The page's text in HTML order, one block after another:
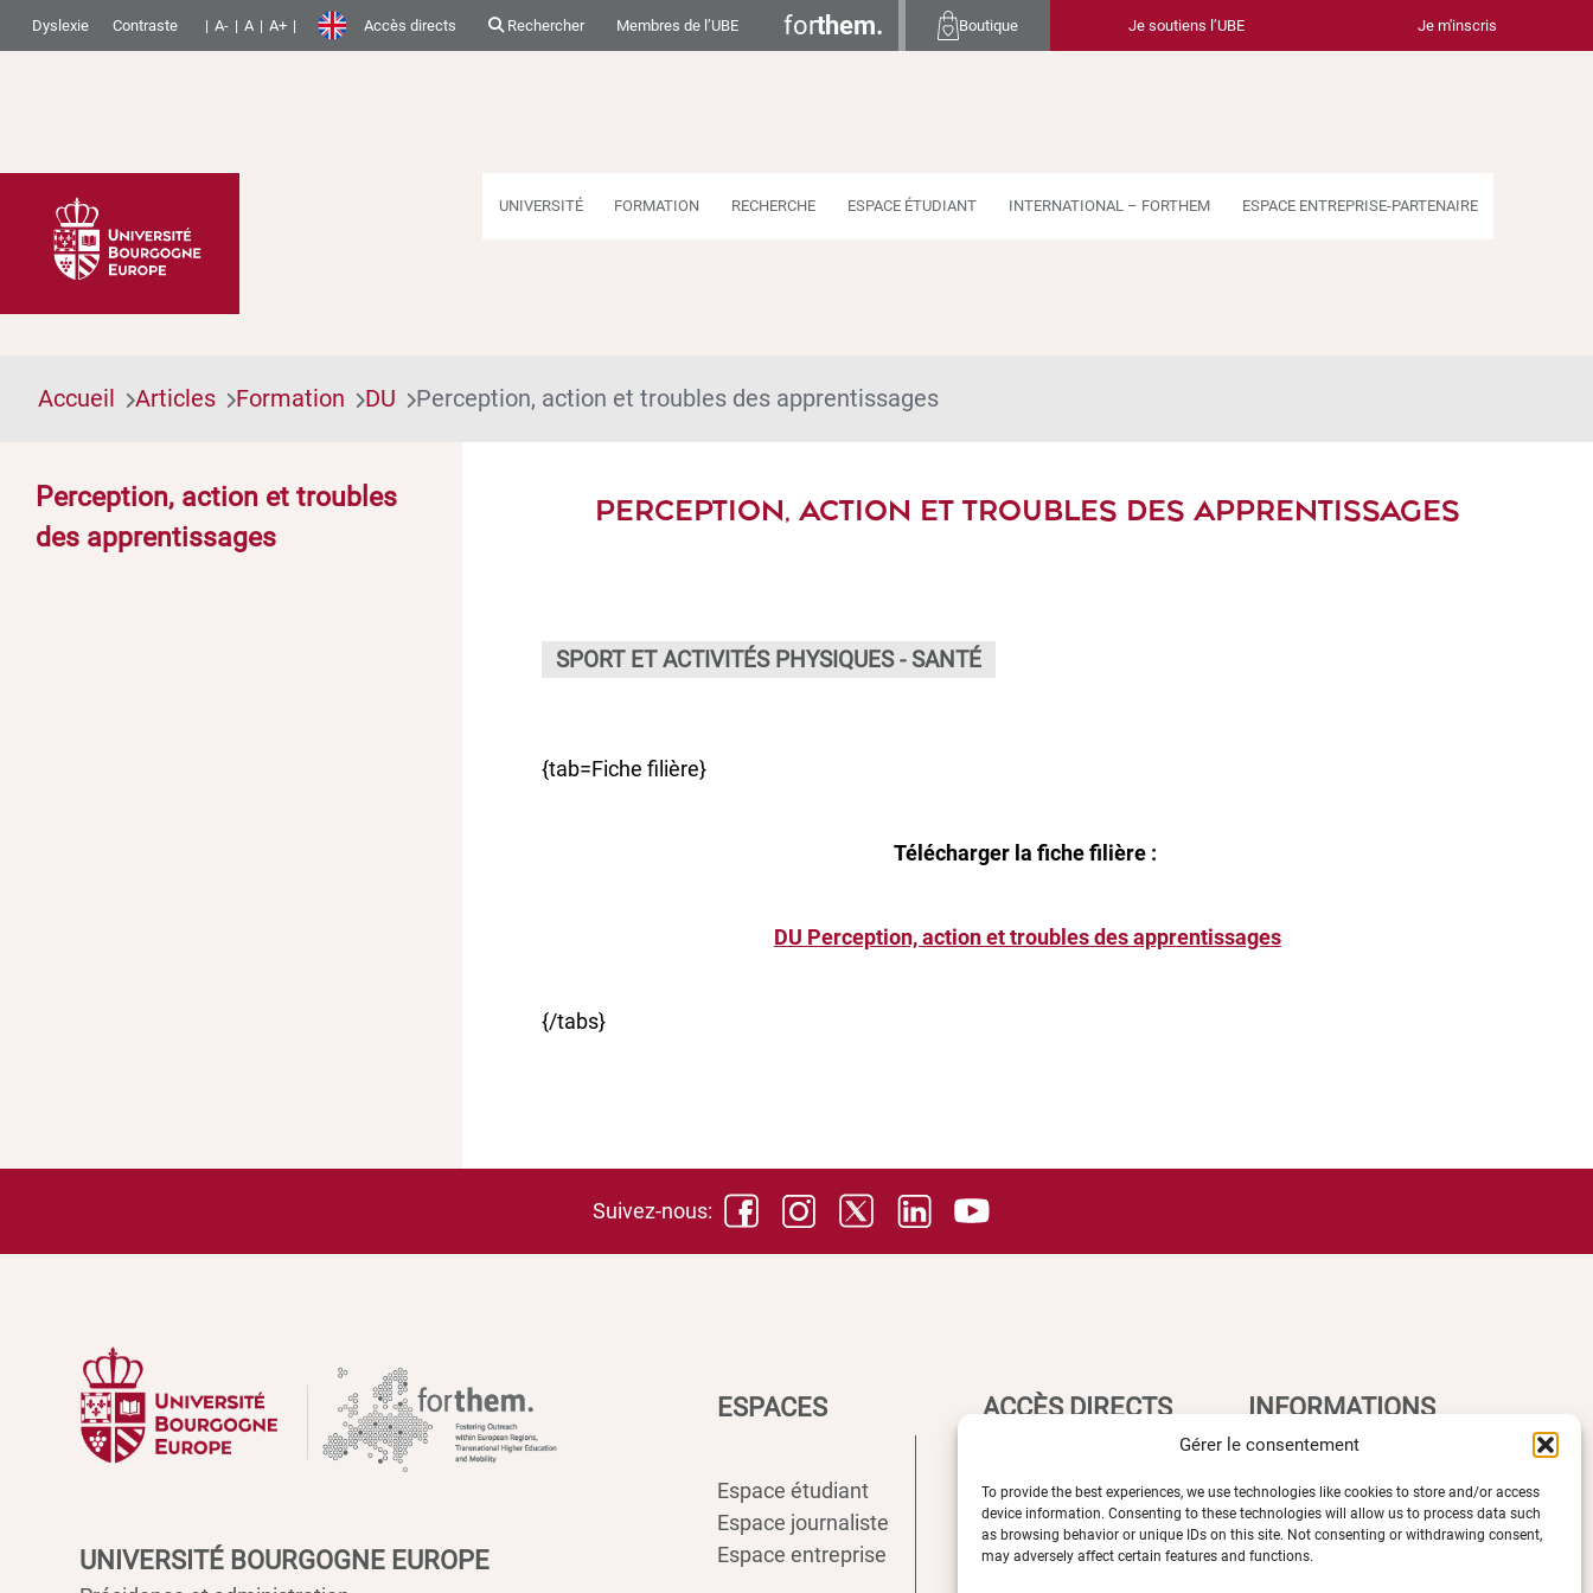
Gérer le consentement
To provide the best experiences, we use technologies like cookies to store and/or access
device information. Consenting to these technologies will allow us to process data such
as browsing behavior or unique IDs on this site. Not consenting or withdrawing consent,
may adversely affect certain features and functions.
Dyslexie Contraste A- A A+ Accès directs Rechercher Membres de l’UBE forthem. Boutique Je soutiens l’UBE Je m'inscris
UNIVERSITÉ FORMATION RECHERCHE ESPACE ÉTUDIANT INTERNATIONAL – FORTHEM ESPACE ENTREPRISE-PARTENAIRE
Accueil Articles Formation DU Perception, action et troubles des apprentissages
Perception, action et troubles
des apprentissages
PERCEPTION, ACTION ET TROUBLES DES APPRENTISSAGES
SPORT ET ACTIVITÉS PHYSIQUES - SANTÉ
{tab=Fiche filière}
Télécharger la fiche filière :
DU Perception, action et troubles des apprentissages
{/tabs}
Suivez-nous:
UNIVERSITÉ BOURGOGNE EUROPE
ESPACES
Espace étudiant
Espace journaliste
Espace entreprise
ACCÈS DIRECTS
Intranet
ENT
Annuaire UBE
INFORMATIONS
LÉGALES
Plan d’accès des campus
Mentions légales